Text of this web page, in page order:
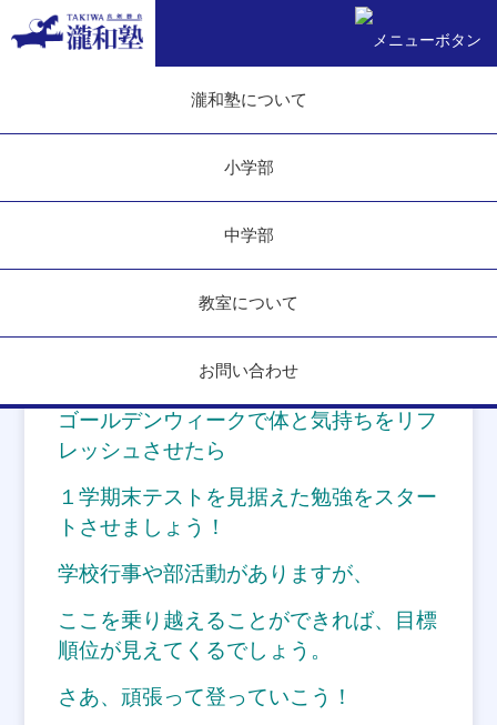
瀧和塾について
小学部
中学部
教室について
お問い合わせ
ここをさかのぼることができる鯉は竜に
ゴールデンウィークで体と気持ちをリフ
レッシュさせたら
１学期末テストを見据えた勉強をスター
トさせましょう！
学校行事や部活動がありますが、
ここを乗り越えることができれば、目標
順位が見えてくるでしょう。
さあ、頑張って登っていこう！